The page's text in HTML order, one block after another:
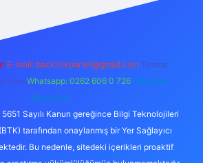
E-mail: backlinkpaneli@gmail.com Teams:
Whatsapp: 0262 606 0 726 Telegram:
@karabul
Sayılı Kanun gereğince Bilgi Teknolojileri
tarafından onaylanmış bir Yer Sağlayıcı
Bu nedenle, sitedeki içerikleri proaktif